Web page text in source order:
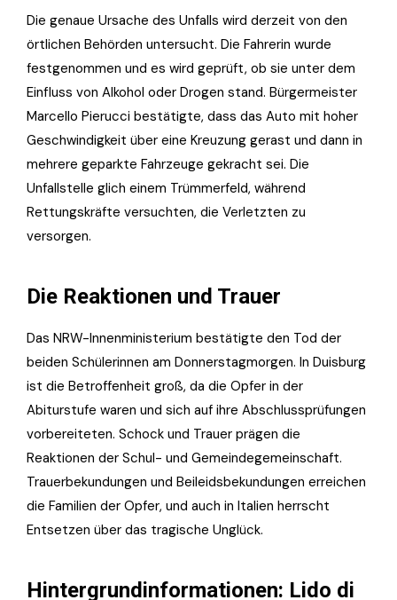
Die genaue Ursache des Unfalls wird derzeit von den
örtlichen Behörden untersucht. Die Fahrerin wurde
festgenommen und es wird geprüft, ob sie unter dem
Einfluss von Alkohol oder Drogen stand. Bürgermeister
Marcello Pierucci bestätigte, dass das Auto mit hoher
Geschwindigkeit über eine Kreuzung gerast und dann in
mehrere geparkte Fahrzeuge gekracht sei. Die
Unfallstelle glich einem Trümmerfeld, während
Rettungskräfte versuchten, die Verletzten zu
versorgen.
Die Reaktionen und Trauer
Das NRW-Innenministerium bestätigte den Tod der
beiden Schülerinnen am Donnerstagmorgen. In Duisburg
ist die Betroffenheit groß, da die Opfer in der
Abiturstufe waren und sich auf ihre Abschlussprüfungen
vorbereiteten. Schock und Trauer prägen die
Reaktionen der Schul- und Gemeindegemeinschaft.
Trauerbekundungen und Beileidsbekundungen erreichen
die Familien der Opfer, und auch in Italien herrscht
Entsetzen über das tragische Unglück.
Hintergrundinformationen: Lido di